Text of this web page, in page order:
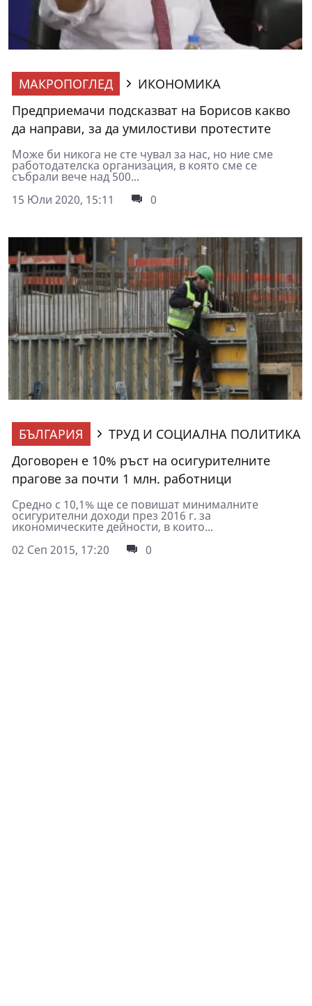
МАКРОПОГЛЕД
ИКОНОМИКА
Предприемачи подсказват на Борисов какво
да направи, за да умилостиви протестите
Може би никога не сте чувал за нас, но ние сме
работодателска организация, в която сме се
събрали вече над 500...
15 Юли 2020, 15:11
0
БЪЛГАРИЯ
ТРУД И СОЦИАЛНА ПОЛИТИКА
Договорен е 10% ръст на осигурителните
прагове за почти 1 млн. работници
Средно с 10,1% ще се повишат минималните
осигурителни доходи през 2016 г. за
икономическите дейности, в които...
02 Сеп 2015, 17:20
0